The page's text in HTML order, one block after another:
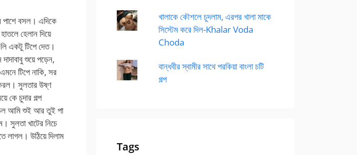
পাশে বসল। এদিকে
হেলান দিয়ে
একটু টিপে দেত।
শুয়ে পড়েন,
টিপে নাকি, সর
করল। সুলতার উষ্ণ
কে চুদার গল্প
আমি শুই আর তুই পা
সুলতা খাটের নিচে
লাগল। উঠিয়ে দিলাম
খালাকে কৌশলে চুদলাম, এরপর খালা মাকে
সিস্টেম করে দিল-Khalar Voda
Choda
বান্ধবীর স্বামীর সাথে পরকিয়া বাংলা চটি
গল্প
Tags